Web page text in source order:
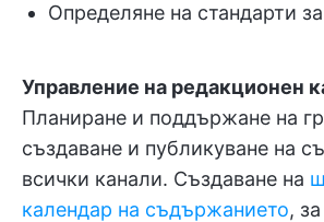
Определяне на стандарти
Управление на редакционен
Планиране и поддържане на
създаване и публикуване на
всички канали. Създаване на
календар на съдържанието,